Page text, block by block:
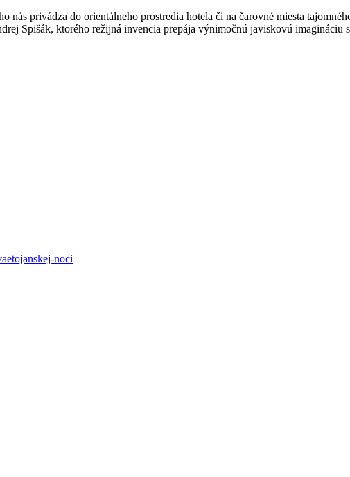
nás privádza do orientálneho prostredia hotela či na čarovné miesta
Spišák, ktorého režijná invencia prepája výnimočnú javiskovú
noci